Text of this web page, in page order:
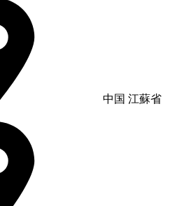
中国 江蘇省